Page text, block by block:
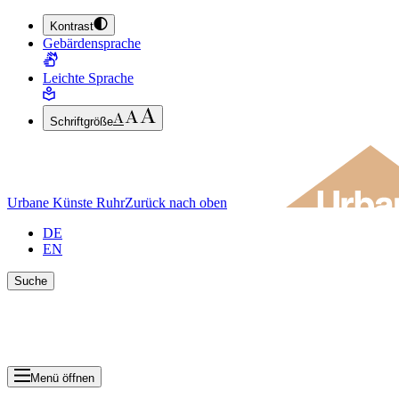
ZUM HAUPTINHALT SPRINGEN (ENTER DRÜCKEN)
ZUM FUSSBEREICH SPRINGEN (ENTER DRÜCKEN)
Kontrast
Gebärdensprache
Leichte Sprache
Schriftgröße
Urbane Künste RuhrZurück nach oben
DE
EN
Suche
Menü öffnen